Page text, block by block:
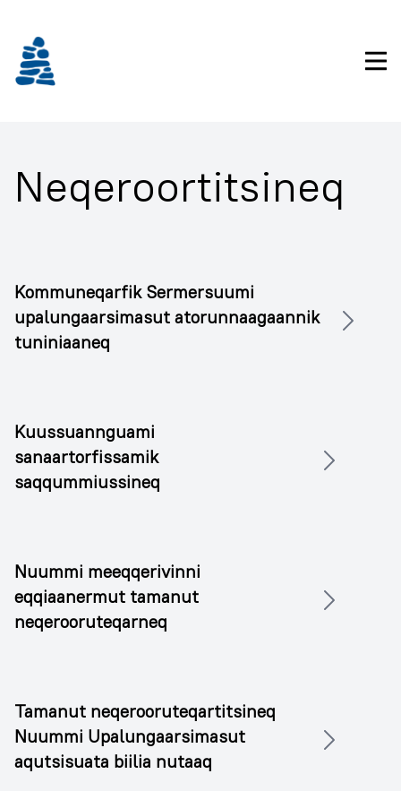
Neqeroortitsineq
Kommuneqarfik Sermersuumi
upalungaarsimasut atorunnaagaannik
tuniniaaneq
Kuussuannguami
sanaartorfissamik
saqqummiussineq
Nuummi meeqqerivinni
eqqiaanermut tamanut
neqerooruteqarneq
Tamanut neqerooruteqartitsineq
Nuummi Upalungaarsimasut
aqutsisuata biilia nutaaq